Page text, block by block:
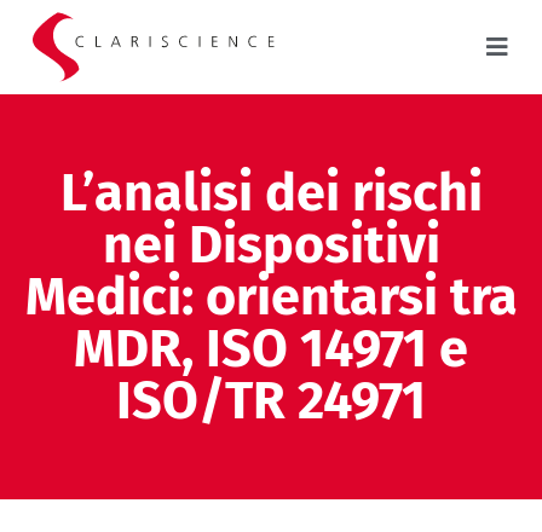
L’analisi dei rischi
nei Dispositivi
Medici: orientarsi tra
MDR, ISO 14971 e
ISO/TR 24971